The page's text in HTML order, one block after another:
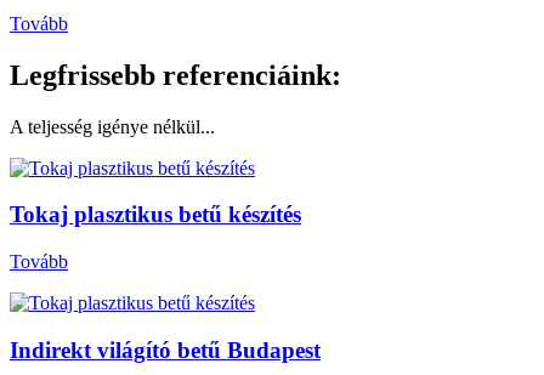
Tovább
Legfrissebb referenciáink:
A teljesség igénye nélkül...
Tokaj plasztikus betű készítés
Tovább
Indirekt világító betű Budapest